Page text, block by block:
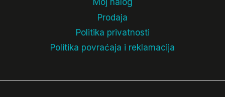
Moj nalog
Prodaja
Politika privatnosti
Politika povraćaja i reklamacija